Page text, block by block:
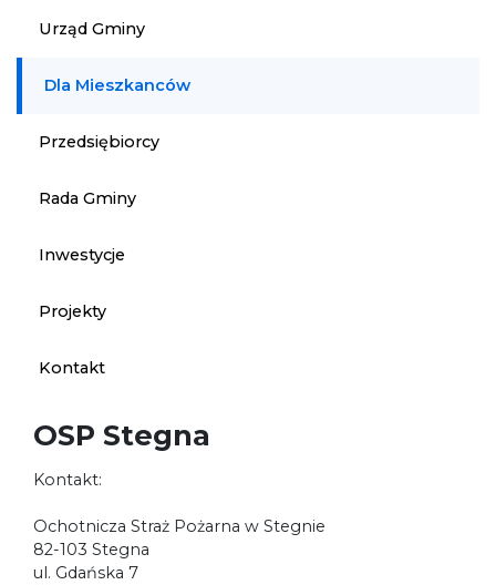
Urząd Gminy
Dla Mieszkanców
Przedsiębiorcy
Rada Gminy
Inwestycje
Projekty
Kontakt
OSP Stegna
Kontakt:
Ochotnicza Straż Pożarna w Stegnie
82-103 Stegna
ul. Gdańska 7